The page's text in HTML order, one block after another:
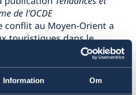
Information Om
de l’OCDE
conflit au Moyen-Orient a
touristiques dans le
les prix, érodant par là
des voyageurs. Sur le plan
a particulièrement
la région, ainsi que les